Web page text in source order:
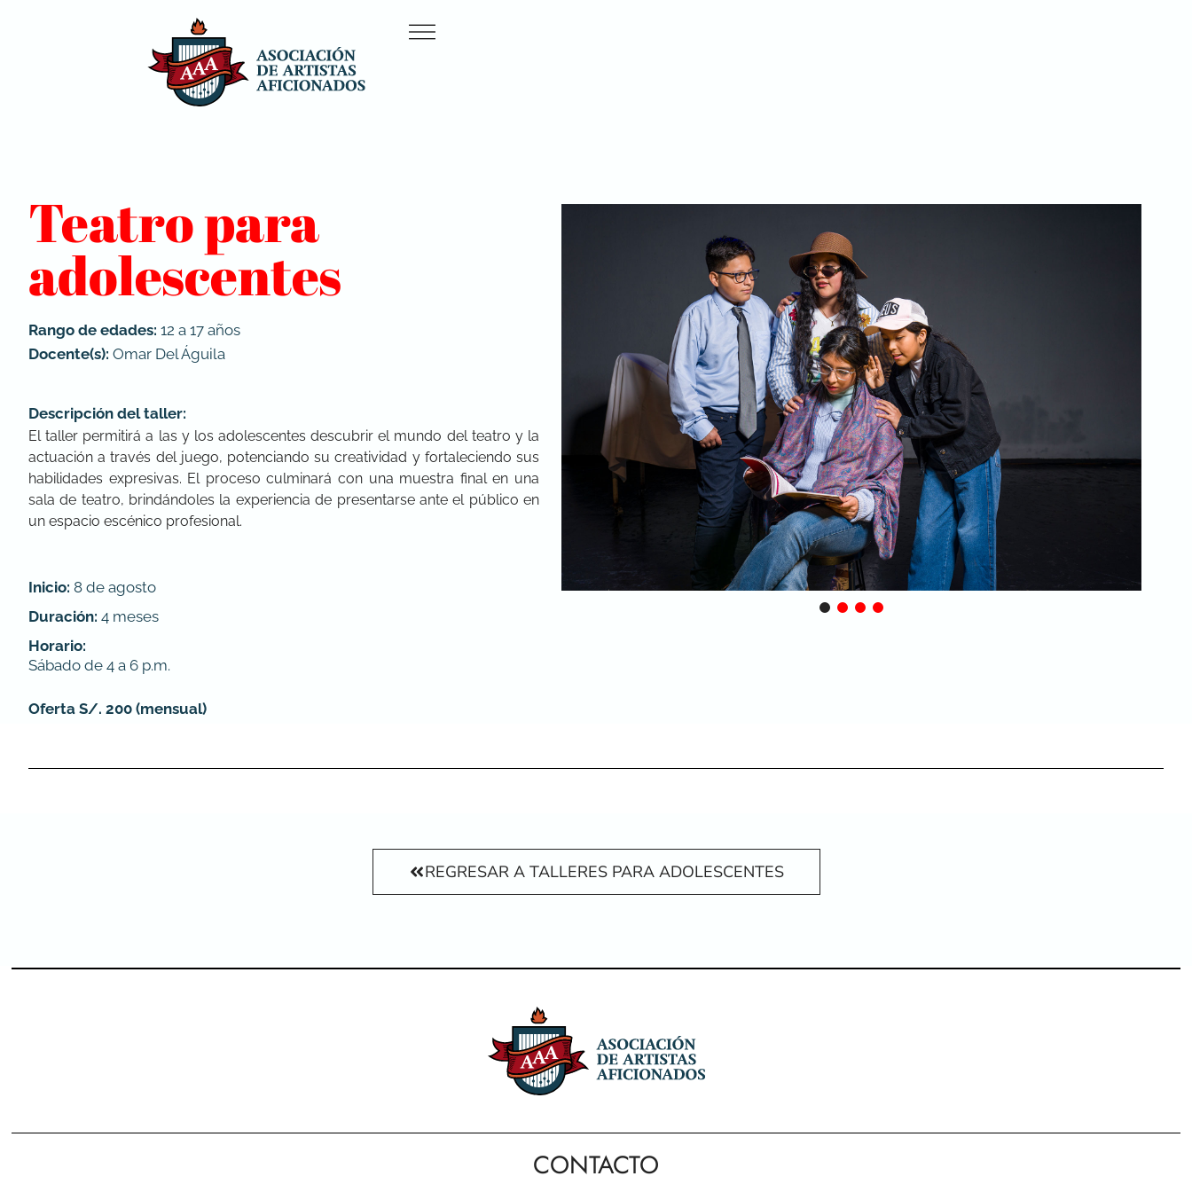
Teatro para
adolescentes
Rango de edades: 12 a 17 años
Docente(s): Omar Del Águila
Descripción del taller:
El taller permitirá a las y los adolescentes descubrir el mundo del teatro y la
actuación a través del juego, potenciando su creatividad y fortaleciendo sus
habilidades expresivas. El proceso culminará con una muestra final en una
sala de teatro, brindándoles la experiencia de presentarse ante el público en
un espacio escénico profesional.
Inicio: 8 de agosto
Duración: 4 meses
Horario:
Sábado de 4 a 6 p.m.
Oferta S/. 200 (mensual)
REGRESAR A TALLERES PARA ADOLESCENTES
CONTACTO